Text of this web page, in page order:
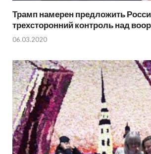
Трамп намерен предложить
трехсторонний контроль над
06.03.2020